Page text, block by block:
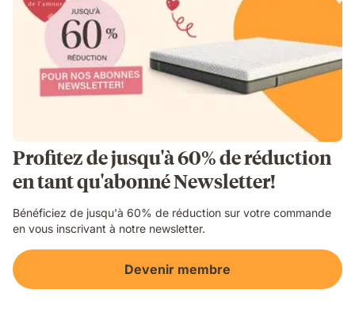
Profitez de jusqu'à 60% de réduction
en tant qu'abonné Newsletter!
Bénéficiez de jusqu'à 60% de réduction sur votre commande
en vous inscrivant à notre newsletter.
Devenir membre